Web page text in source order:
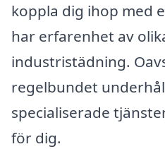
koppla dig ihop med
har erfarenhet av
industristädning.
regelbundet
specialiserade
för dig.